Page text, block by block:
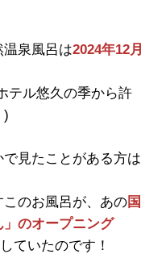
泉風呂は2024年12月
テル悠久の季から許
)
見たことがある方は
のお風呂が、あの国
のオープニング
ていたのです！